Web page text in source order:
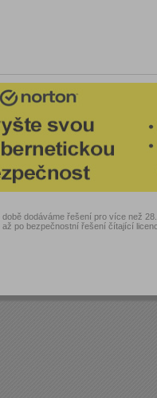
dodáváme řešení pro více než
až po bezpečnostní řešení čítající